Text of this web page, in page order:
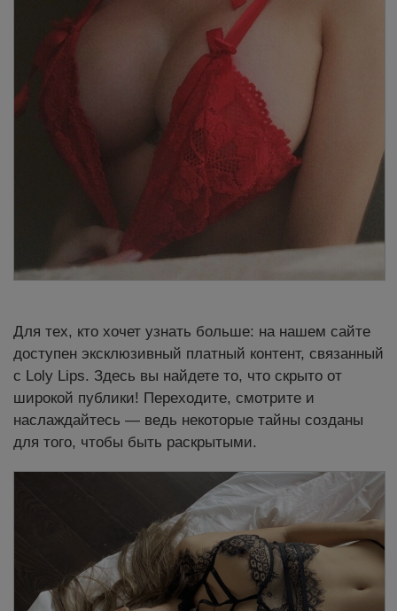
Для тех, кто хочет узнать больше: на нашем сайте
доступен эксклюзивный платный контент, связанный
с Loly Lips. Здесь вы найдете то, что скрыто от
широкой публики! Переходите, смотрите и
наслаждайтесь — ведь некоторые тайны созданы
для того, чтобы быть раскрытыми.